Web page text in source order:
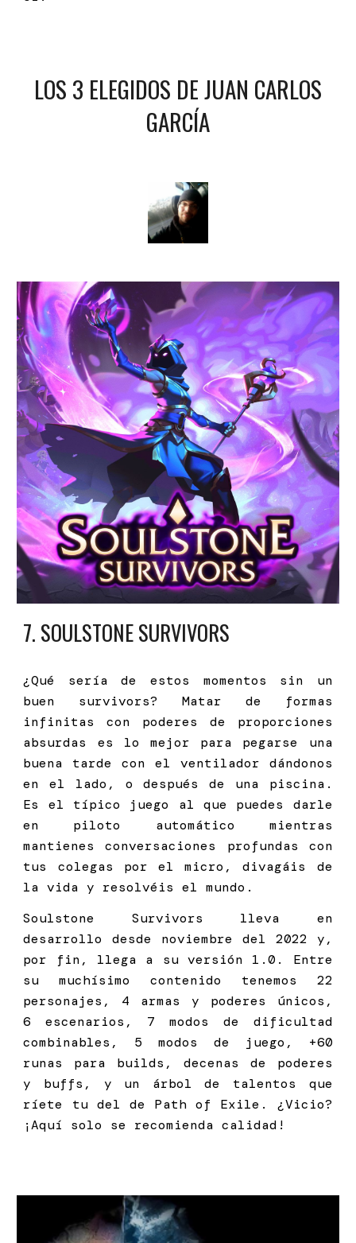
LOS 3 ELEGIDOS DE JUAN CARLOS
GARCÍA
7. SOULSTONE SURVIVORS
¿Qué sería de estos momentos sin un
buen survivors? Matar de formas
infinitas con poderes de proporciones
absurdas es lo mejor para pegarse una
buena tarde con el ventilador dándonos
en el lado, o después de una piscina.
Es el típico juego al que puedes darle
en piloto automático mientras
mantienes conversaciones profundas con
tus colegas por el micro, divagáis de
la vida y resolvéis el mundo.
Soulstone Survivors lleva en
desarrollo desde noviembre del 2022 y,
por fin, llega a su versión 1.0. Entre
su muchísimo contenido tenemos 22
personajes, 4 armas y poderes únicos,
6 escenarios, 7 modos de dificultad
combinables, 5 modos de juego, +60
runas para builds, decenas de poderes
y buffs, y un árbol de talentos que
ríete tu del de Path of Exile. ¿Vicio?
¡Aquí solo se recomienda calidad!